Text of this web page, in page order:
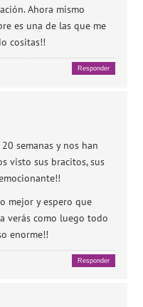
Ahora mismo
es una de las que me
cositas!!
Responder
semanas y nos han
visto sus bracitos, sus
mejor y espero que
verás como luego todo
enorme!!
Responder